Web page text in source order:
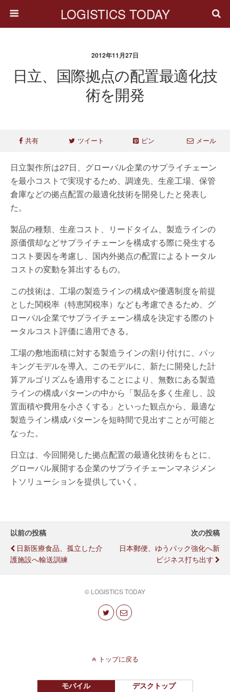
LOGISTICS TODAY
2012年11月27日
日立、国際拠点の配置最適化技
術を開発
共有 ツイート ピン メール
日立製作所は27日、グローバル企業のサプライチェーン
を最小コストで実現するため、調達先、生産工場、保管
倉庫などの拠点配置の最適化技術を開発したと発表し
た。
製品の種類、生産コスト、リードタイム、製造ラインの
原価償却などサプライチェーンを構成する際に発生する
コスト要因を考慮し、国内外拠点の配置によるトータル
コストの変動を算出するもの。
この技術は、工場の製造ラインの構成や優遇制度を前提
とした関税率（特恵関税率）なども考慮できるため、グ
ローバル企業でサプライチェーン構成を決定する際のト
ータルコスト評価に適用できる。
工場の敷地面積に対する製造ラインの割り付けに、パッ
キングモデルを導入。このモデルに、新たに開発した計
算アルゴリズムを適用することにより、無数にある製造
ラインの構成パターンの中から「製品を多く生産し、設
置面積や費用を小さくする」といった観点から、最適な
製造ライン構成パターンを短時間で見出すことが可能と
なった。
日立は、今回開発した拠点配置の最適化技術をもとに、
グローバル展開する企業のサプライチェーンマネジメン
トソリューションを提供していく。
以前の投稿
日新医療食品、孤立した介
護施設へ輸送訓練
次の投稿
日本郵便、ゆうパック強化へ新
ビジネス打ち出す
© LOGISTICS TODAY
トップに戻る
モバイル デスクトップ